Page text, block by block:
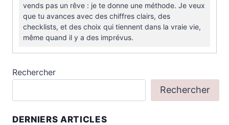
vends pas un rêve : je te donne une méthode. Je veux
que tu avances avec des chiffres clairs, des
checklists, et des choix qui tiennent dans la vraie vie,
même quand il y a des imprévus.
Rechercher
Rechercher
DERNIERS ARTICLES